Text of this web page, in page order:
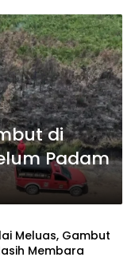
di
Padam
Meluas, Gambut
Membara